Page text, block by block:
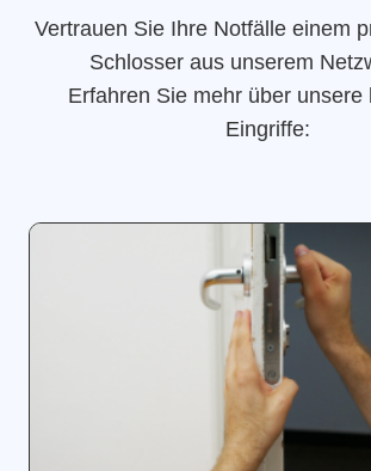
Vertrauen Sie Ihre Notfälle einem
Schlosser aus unserem
Erfahren Sie mehr über unsere
Eingriffe: